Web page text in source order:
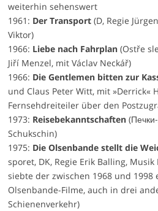
weiterhin sehenswert
1961: Der Transport(D, Regie
Viktor)
1966: Liebe nach Fahrplan(Ostře
Jiří Menzel, mit Václav Neckář)
1966: Die Gentlemen bitten zur
und Claus Peter Witt, mit »Derrick«
Fernsehdreiteiler über den
1973: Reisebekanntschaften
Schukschin)
1975: Die Olsenbande stellt die
sporet, DK, Regie Erik Balling,
siebte der zwischen 1968 und 1998
Olsenbande-Filme, auch in drei
Schienenverkehr)